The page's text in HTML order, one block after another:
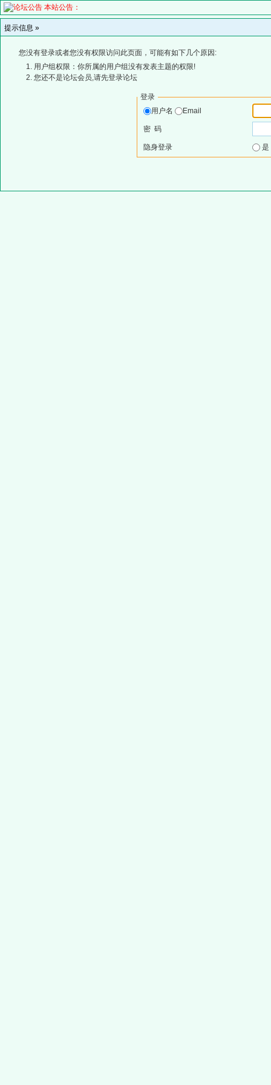
本站公告：
提示信息 »
您没有登录或者您没有权限访问此页面，可能有如下几个原因:
用户组权限：你所属的用户组没有发表主题的权限!
您还不是论坛会员,请先登录论坛
登录
用户名
Email
密 码
隐身登录